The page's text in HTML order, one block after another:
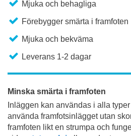
Mjuka och behagliga
Förebygger smärta i framfoten
Mjuka och bekväma
Leverans 1-2 dagar
Minska smärta i framfoten
Inläggen kan användas i alla
använda framfotsinlägget utan
framfoten likt en strumpa och